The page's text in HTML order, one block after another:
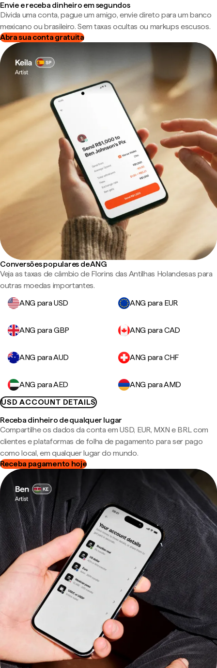
Envie e receba dinheiro em segundos
Divida uma conta, pague um amigo, envie direto para um banco
mexicano ou brasileiro. Sem taxas ocultas ou markups escusos.
Abra sua conta gratuita
Conversões populares de ANG
Veja as taxas de câmbio de Florins das Antilhas Holandesas para
outras moedas importantes.
ANG para USD
ANG para EUR
ANG para GBP ANG para CAD
ANG para AUD ANG para CHF
ANG para AED
ANG para AMD
USD ACCOUNT DETAILS
Receba dinheiro de qualquer lugar
Compartilhe os dados da conta em USD, EUR, MXN e BRL com
clientes e plataformas de folha de pagamento para ser pago
como local, em qualquer lugar do mundo.
Receba pagamento hoje